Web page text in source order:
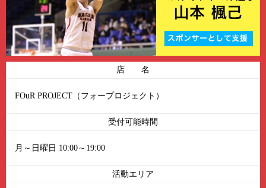
店 名
FOuR PROJECT（フォープロジェクト）
受付可能時間
月～日曜日 10:00～19:00
活動エリア